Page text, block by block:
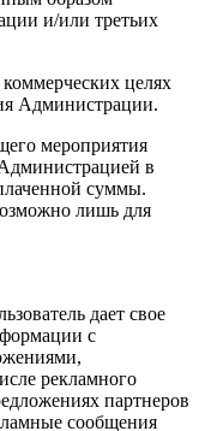
и/или третьих
целях
Администрации.
мероприятия
в
суммы.
лишь для
дает свое
с
рекламного
партнеров
сообщения